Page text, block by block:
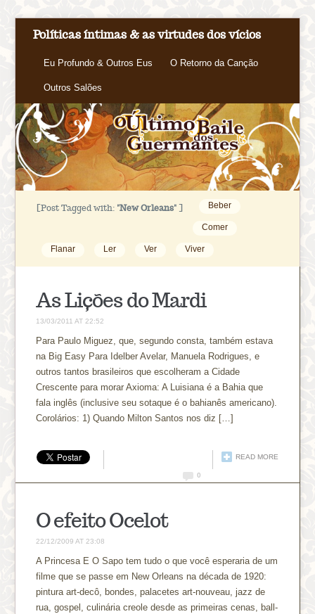
Políticas íntimas & as virtudes dos vícios
Eu Profundo & Outros Eus O Retorno da Canção
Outros Salões
[Post Tagged with: "New Orleans" ] Beber
Comer
Flanar Ler Ver Viver
As Lições do Mardi
13/03/2011 AT 22:52
Para Paulo Miguez, que, segundo consta, também estava
na Big Easy Para Idelber Avelar, Manuela Rodrigues, e
outros tantos brasileiros que escolheram a Cidade
Crescente para morar Axioma: A Luisiana é a Bahia que
fala inglês (inclusive seu sotaque é o bahianês americano).
Corolários: 1) Quando Milton Santos nos diz […]
READ MORE
0
O efeito Ocelot
22/12/2009 AT 23:08
A Princesa E O Sapo tem tudo o que você esperaria de um
filme que se passe em New Orleans na década de 1920:
pintura art-decô, bondes, palacetes art-nouveau, jazz de
rua, gospel, culinária creole desde as primeiras cenas, ball-